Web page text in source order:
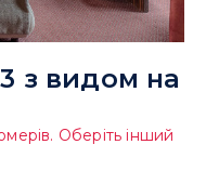
з видом на
Оберіть інший